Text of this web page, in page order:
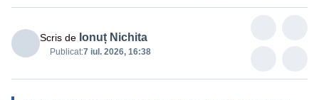
Scris de Ionuț Nichita
Publicat:7 iul. 2026, 16:38